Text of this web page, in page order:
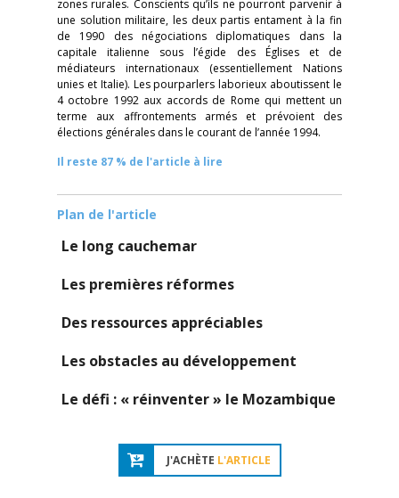
zones rurales. Conscients qu’ils ne pourront parvenir à
une solution militaire, les deux partis entament à la fin
de 1990 des négociations diplomatiques dans la
capitale italienne sous l’égide des Églises et de
médiateurs internationaux (essentiellement Nations
unies et Italie). Les pourparlers laborieux aboutissent le
4 octobre 1992 aux accords de Rome qui mettent un
terme aux affrontements armés et prévoient des
élections générales dans le courant de l’année 1994.
Il reste 87 % de l'article à lire
Plan de l'article
Le long cauchemar
Les premières réformes
Des ressources appréciables
Les obstacles au développement
Le défi : « réinventer » le Mozambique
J'ACHÈTE L'ARTICLE